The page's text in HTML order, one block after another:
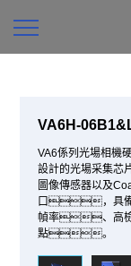
VA6H-
VA6係列光場相機
設計的光場采集
圖像傳感器以及
口，具
幀率、高檢
點。